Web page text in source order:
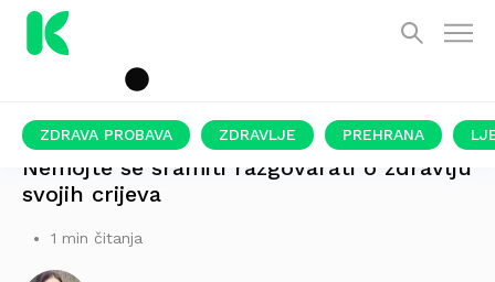
ZDRAVA PROBAVA ZDRAVLJE PREHRANA
Nemojte se sramiti razgovarati o zdravlju
svojih crijeva
1 min čitanja